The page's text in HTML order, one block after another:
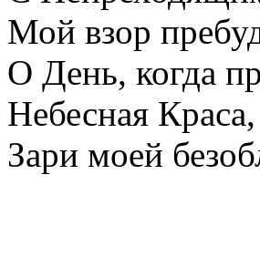
Мой взор
О День, когда
Небесная
Зари моей